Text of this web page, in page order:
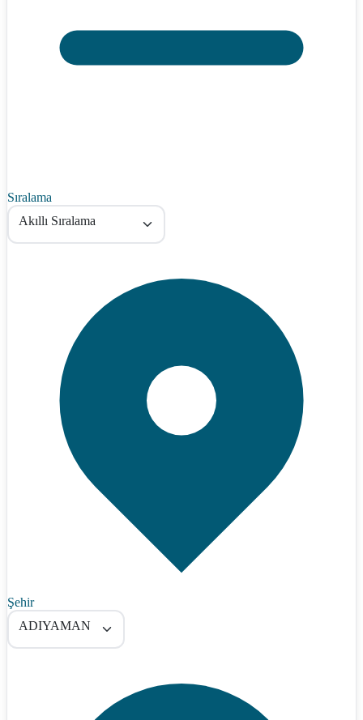
Sıralama
Akıllı Sıralama
Şehir
ADIYAMAN